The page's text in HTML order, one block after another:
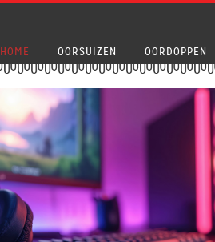
HOME OORSUIZEN OORDOPPEN